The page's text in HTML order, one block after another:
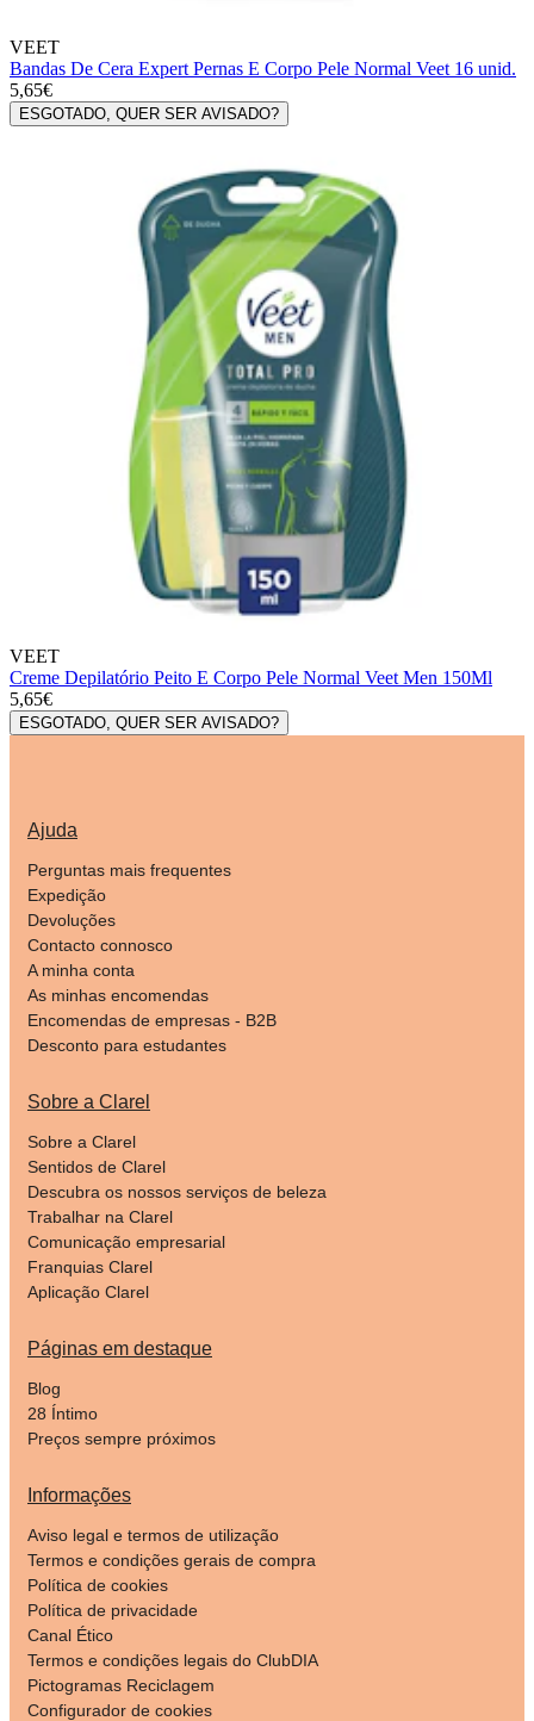
VEET
Bandas De Cera Expert Pernas E Corpo Pele Normal Veet 16 unid.
5,65€
ESGOTADO, QUER SER AVISADO?
VEET
Creme Depilatório Peito E Corpo Pele Normal Veet Men 150Ml
5,65€
ESGOTADO, QUER SER AVISADO?
Ajuda
Perguntas mais frequentes
Expedição
Devoluções
Contacto connosco
A minha conta
As minhas encomendas
Encomendas de empresas - B2B
Desconto para estudantes
Sobre a Clarel
Sobre a Clarel
Sentidos de Clarel
Descubra os nossos serviços de beleza
Trabalhar na Clarel
Comunicação empresarial
Franquias Clarel
Aplicação Clarel
Páginas em destaque
Blog
28 Íntimo
Preços sempre próximos
Informações
Aviso legal e termos de utilização
Termos e condições gerais de compra
Política de cookies
Política de privacidade
Canal Ético
Termos e condições legais do ClubDIA
Pictogramas Reciclagem
Configurador de cookies